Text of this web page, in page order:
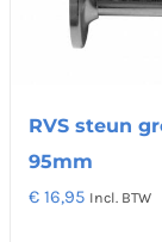
RVS steun
95mm
€ 16,95 Incl. BTW